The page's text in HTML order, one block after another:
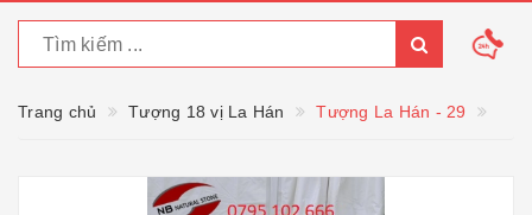
Trang chủ Tượng 18 vị La Hán Tượng La Hán - 29